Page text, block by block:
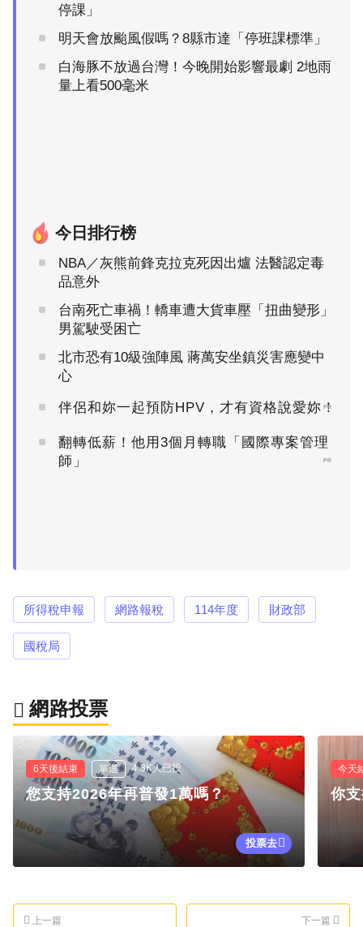
停課」
明天會放颱風假嗎？8縣市達「停班課標準」
白海豚不放過台灣！今晚開始影響最劇 2地雨
量上看500毫米
今日排行榜
NBA／灰熊前鋒克拉克死因出爐 法醫認定毒
品意外
台南死亡車禍！轎車遭大貨車壓「扭曲變形」
男駕駛受困亡
北市恐有10級強陣風 蔣萬安坐鎮災害應變中
心
伴侶和妳一起預防HPV，才有資格說愛妳！
PR
翻轉低薪！他用3個月轉職「國際專案管理
師」
PR
所得稅申報 網路報稅 114年度 財政部
國稅局
網路投票
6天後結束 單選 4.3K人已投
您支持2026年再普發1萬嗎？
投票去
今天
你
上一篇 下一篇